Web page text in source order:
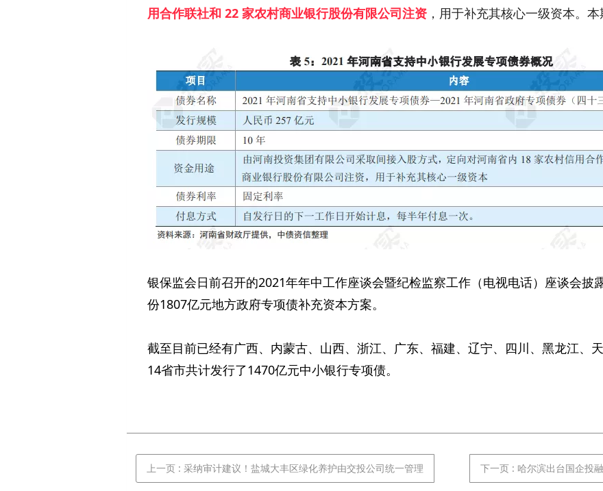
用合作联社和 22 家农村商业银行股份有限公司注资，用于补充其核心一级资本。本
银保监会日前召开的2021年年中工作座谈会暨纪检监察工作（电视电话）座谈会披
份1807亿元地方政府专项债补充资本方案。
截至目前已经有广西、内蒙古、山西、浙江、广东、福建、辽宁、四川、黑龙江、
14省市共计发行了1470亿元中小银行专项债。
上一页 : 采纳审计建议！盐城大丰区绿化养护由交投公司统一管理 下一页 : 哈尔滨出台国企投融资